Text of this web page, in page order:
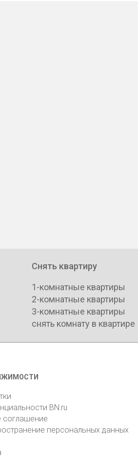
Снять квартиру
1-комнатные квартиры
2-комнатные квартиры
3-комнатные квартиры
снять комнату в квартире
BN.ru
соглашение
персональных данных